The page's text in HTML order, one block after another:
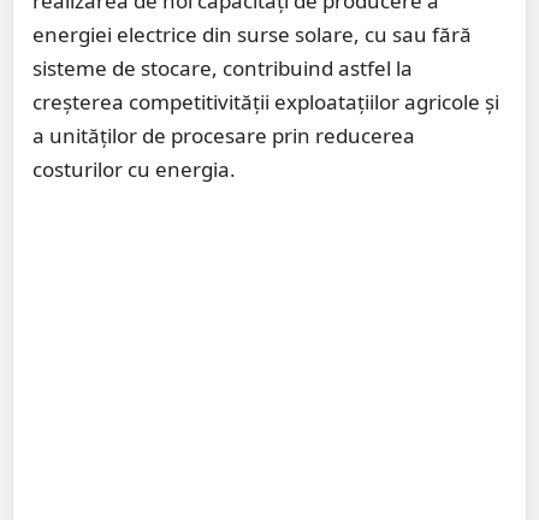
energiei electrice din surse solare, cu sau fără
sisteme de stocare, contribuind astfel la
creșterea competitivității exploatațiilor agricole și
a unităților de procesare prin reducerea
costurilor cu energia.